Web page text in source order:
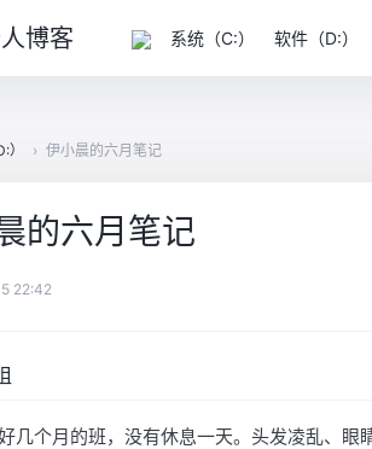
博客 系统（C:） 软件（D:）
› 伊小晨的六月笔记
的六月笔记
22:42
几个月的班，没有休息一天。头发凌乱、